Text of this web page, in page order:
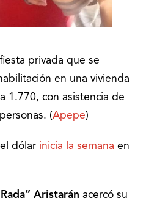
privada que se
en una vivienda
1.770, con asistencia de
(Apepe)
dólar inicia la semana en
Aristarán acercó su